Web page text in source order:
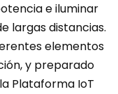
e iluminar
largas distancias.
elementos
y preparado
Plataforma IoT